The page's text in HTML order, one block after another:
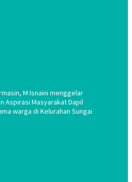
M Isnaini menggelar
Aspirasi Masyarakat Dapil
warga di Kelurahan Sungai